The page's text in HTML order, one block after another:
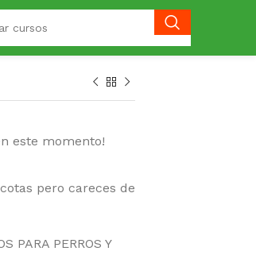
este momento!
pero careces de
PARA PERROS Y